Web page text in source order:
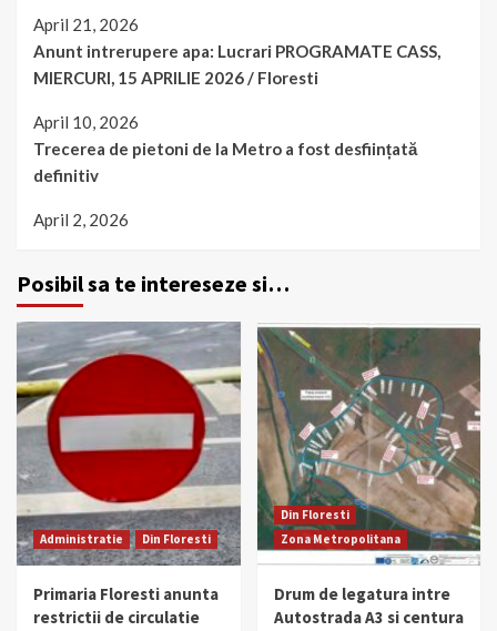
April 21, 2026
Anunt intrerupere apa: Lucrari PROGRAMATE CASS,
MIERCURI, 15 APRILIE 2026 / Floresti
April 10, 2026
Trecerea de pietoni de la Metro a fost desființată
definitiv
April 2, 2026
Posibil sa te intereseze si…
Administratie Din Floresti
Primaria Floresti anunta
restrictii de circulatie
Din Floresti
Zona Metropolitana
Drum de legatura intre
Autostrada A3 si centura